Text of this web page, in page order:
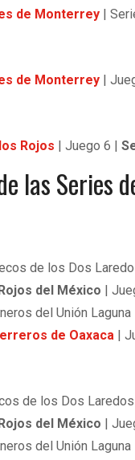
de Monterrey |
de Monterrey |
Rojos | Juego 6 |
las Series
de los Dos
del México |
del Unión
de Oaxaca |
de los Dos
del México |
del Unión